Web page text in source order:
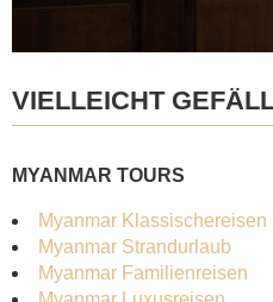
VIELLEICHT
MYANMAR TOURS
Myanmar Klassischereisen
Myanmar Strandurlaub
Myanmar Familienreisen